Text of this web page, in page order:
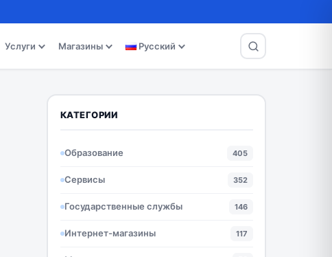
Услуги Магазины Русский
КАТЕГОРИИ
Образование 405
Сервисы 352
Государственные службы 146
Интернет-магазины 117